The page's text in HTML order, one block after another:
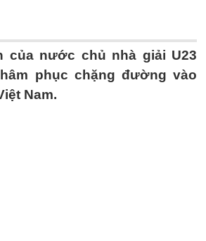
của nước chủ nhà giải U23
phục chặng đường vào
Nam.